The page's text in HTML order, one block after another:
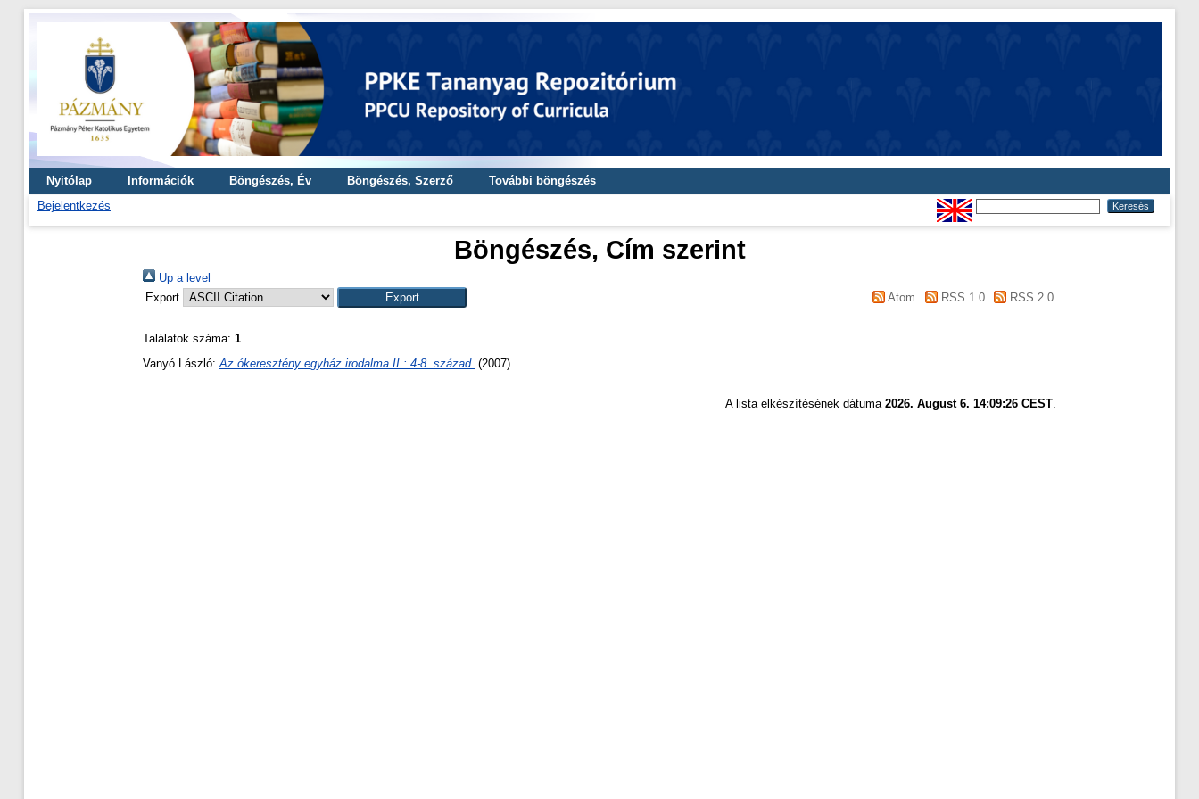
Nyitólap Információk Böngészés, Év Böngészés, Szerző
További böngészés
Bejelentkezés
Böngészés, Cím szerint
Up a level
Export
Atom RSS 1.0 RSS 2.0
Találatok száma: 1.
Vanyó László: Az ókeresztény egyház irodalma II.: 4-8. század. (2007)
A lista elkészítésének dátuma 2026. August 6. 14:09:26 CEST